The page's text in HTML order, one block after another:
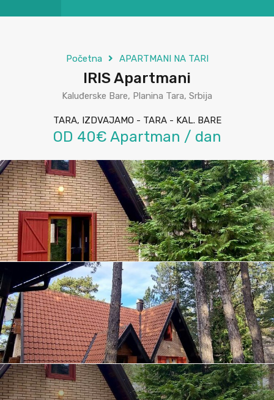
Početna APARTMANI NA TARI
IRIS Apartmani
Kaluđerske Bare, Planina Tara, Srbija
TARA, IZDVAJAMO - TARA - KAL. BARE
OD 40€ Apartman / dan